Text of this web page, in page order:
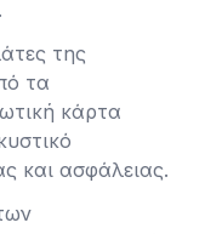
της
τα
κάρτα
και ασφάλειας.